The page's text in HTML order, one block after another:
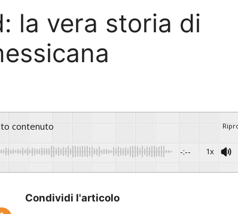
la vera storia di
contenuto
-:-- 1x
Condividi l'articolo